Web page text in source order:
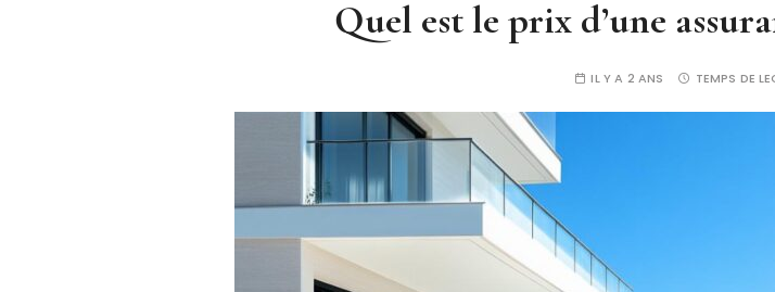
Quel est le prix d’une
IL Y A 2 ANS TEMPS DE